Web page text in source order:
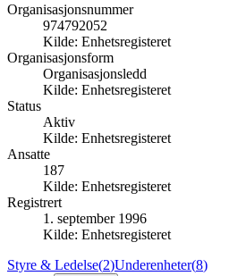
Organisasjonsnummer
974792052
Kilde: Enhetsregisteret
Organisasjonsform
Organisasjonsledd
Kilde: Enhetsregisteret
Status
Aktiv
Kilde: Enhetsregisteret
Ansatte
187
Kilde: Enhetsregisteret
Registrert
1. september 1996
Kilde: Enhetsregisteret
Styre & Ledelse(2)Underenheter(8)